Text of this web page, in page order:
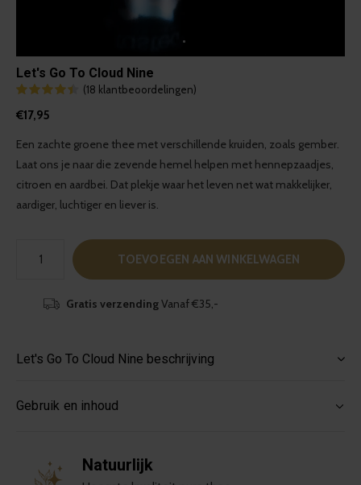
Let's Go To Cloud Nine
(18 klantbeoordelingen)
€17,95
Een zachte groene thee met verschillende kruiden, zoals gember.
Laat ons je naar die zevende hemel helpen met hennepzaadjes,
citroen en aardbei. Dat plekje waar het leven net wat makkelijker,
aardiger, luchtiger en liever is.
TOEVOEGEN AAN WINKELWAGEN
Gratis verzendingVanaf €35,-
Let's Go To Cloud Nine beschrijving
Gebruik en inhoud
Natuurlijk